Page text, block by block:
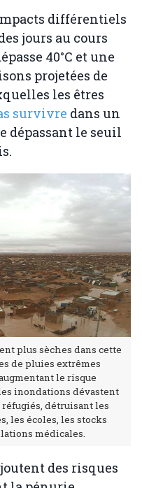
différentiels
jours au cours
40°C et une
projetées de
les êtres
survivre dans un
dépassant le seuil
plus sèches dans cette
de pluies extrêmes
le risque
inondations dévastent
détruisant les
les écoles, les stocks
médicales.
des risques